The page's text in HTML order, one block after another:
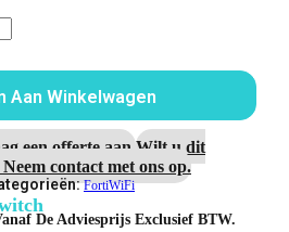
Aan Winkelwagen
een offerte aan.Wilt u dit
contact met ons op.
FortiWiFi
De Adviesprijs Exclusief BTW.